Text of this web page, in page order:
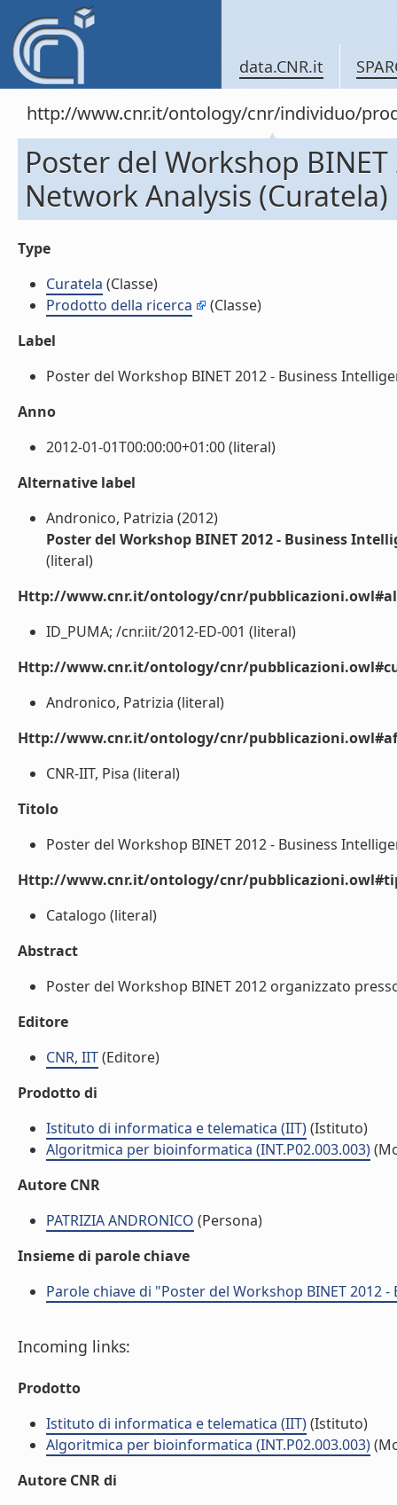
data.CNR.it
http://www.cnr.it/ontology/cnr/individuo/
Poster del Workshop
Network Analysis (Curatela)
Type
Curatela (Classe)
Prodotto della ricerca
(Classe)
Label
Poster del Workshop BINET 2012 - Business
Anno
2012-01-01T00:00:00+01:00 (literal)
Alternative label
Andronico, Patrizia (2012)
Poster del Workshop BINET 2012 - Business
(literal)
Http://www.cnr.it/ontology/cnr/
ID_PUMA; /cnr.iit/2012-ED-001 (literal)
Http://www.cnr.it/ontology/cnr/
Andronico, Patrizia (literal)
Http://www.cnr.it/ontology/cnr/
CNR-IIT, Pisa (literal)
Titolo
Poster del Workshop BINET 2012 - Business
Http://www.cnr.it/ontology/cnr/
Catalogo (literal)
Abstract
Poster del Workshop BINET 2012 organizzato
Editore
CNR, IIT(Editore)
Prodotto di
Istituto di informatica e telematica (IIT)(Istituto)
Algoritmica per bioinformatica (INT.P02.003.003)
Autore CNR
PATRIZIA ANDRONICO (Persona)
Insieme di parole chiave
Parole chiave di "Poster del Workshop BINET 2012
Incoming links:
Prodotto
Istituto di informatica e telematica (IIT)(Istituto)
Algoritmica per bioinformatica (INT.P02.003.003)
Autore CNR di